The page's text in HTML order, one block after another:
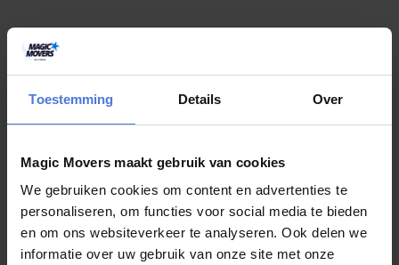
Toestemming Details Over
Magic Movers maakt gebruik van cookies
We gebruiken cookies om content en advertenties te
personaliseren, om functies voor social media te bieden
en om ons websiteverkeer te analyseren. Ook delen we
informatie over uw gebruik van onze site met onze
juli 24, 2026
Gaat u deze zomer verhuizen? Kies dan
voor Magic Movers!
Heeft u deze zomer een verhuizing op de planning staan maar weet
u niet waar u moet beginnen? Wij van Magic Movers kunnen u